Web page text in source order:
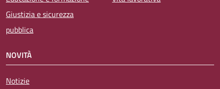
Giustizia e sicurezza
pubblica
NOVITÀ
Notizie